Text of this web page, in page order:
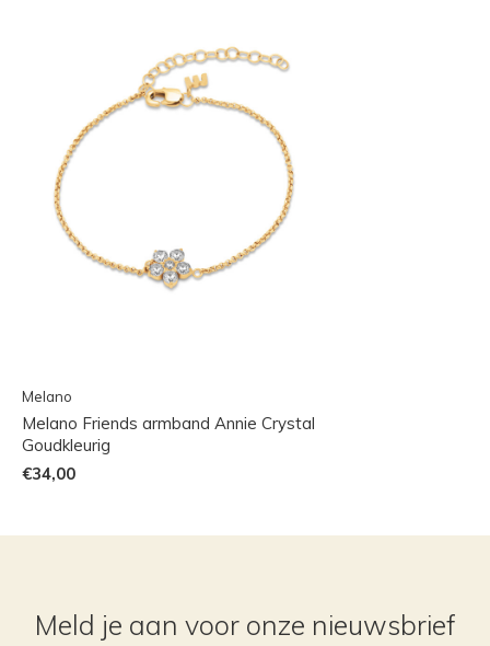
Melano
Melano Friends armband Annie Crystal
Goudkleurig
€34,00
Meld je aan voor onze nieuwsbrief